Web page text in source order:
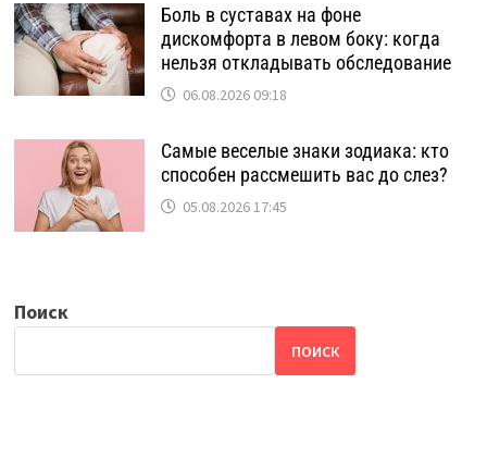
Боль в суставах на фоне
дискомфорта в левом боку: когда
нельзя откладывать обследование
06.08.2026 09:18
Самые веселые знаки зодиака: кто
способен рассмешить вас до слез?
05.08.2026 17:45
Поиск
ПОИСК